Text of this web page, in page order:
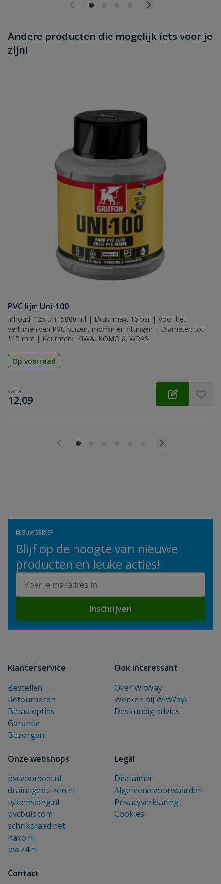
Andere producten die mogelijk iets voor je
zijn!
PVC lijm Uni-100
Inhoud: 125 t/m 5000 ml | Druk: max. 16 bar | Voor het
verlijmen van PVC buizen, moffen en fittingen | Diameter: tot
315 mm | Keurmerk: KIWA, KOMO & WRAS
Op voorraad
vanaf
€
12,09
NIEUWSBRIEF
Blijf op de hoogte van nieuwe
producten en leuke acties!
Inschrijven
Klantenservice
Bestellen
Retourneren
Betaalopties
Garantie
Bezorgen
Ook interessant
Over WitWay
Werken bij WitWay?
Deskundig advies
Onze webshops
pvcvoordeel.nl
drainagebuizen.nl
tyleenslang.nl
pvcbuis.com
schrikdraad.net
haxo.nl
pvc24.nl
Legal
Disclaimer
Algemene voorwaarden
Privacyverklaring
Cookies
Contact